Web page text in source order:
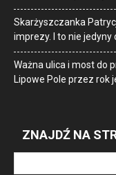
Skarżyszczanka
imprezy. I to nie jedyny
Ważna ulica i most do
Lipowe Pole przez rok
ZNAJDŹ NA